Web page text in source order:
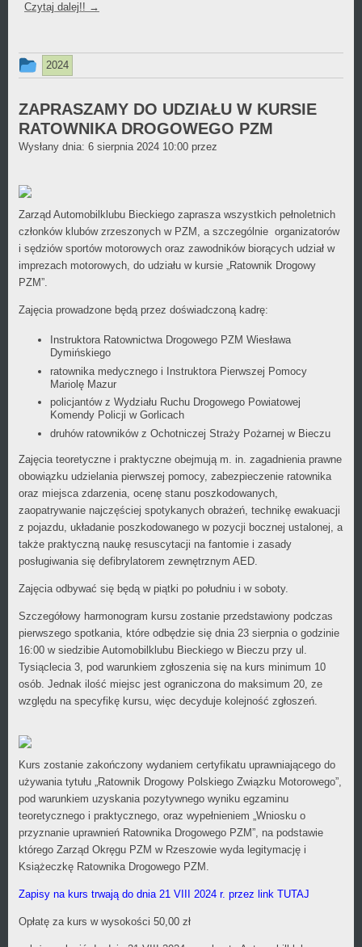
Czytaj dalej!! →
Ten
był
dodany
w
2024
ZAPRASZAMY DO UDZIAŁU W KURSIE
RATOWNIKA DROGOWEGO PZM
Wysłany dnia: 6 sierpnia 2024 10:00 przez
Zarząd Automobilklubu Bieckiego zaprasza wszystkich pełnoletnich
członków klubów zrzeszonych w PZM, a szczególnie organizatorów
i sędziów sportów motorowych oraz zawodników biorących udział w
imprezach motorowych, do udziału w kursie „Ratownik Drogowy
PZM”.
Zajęcia prowadzone będą przez doświadczoną kadrę:
Instruktora Ratownictwa Drogowego PZM Wiesława
Dymińskiego
ratownika medycznego i Instruktora Pierwszej Pomocy
Mariolę Mazur
policjantów z Wydziału Ruchu Drogowego Powiatowej
Komendy Policji w Gorlicach
druhów ratowników z Ochotniczej Straży Pożarnej w Bieczu
Zajęcia teoretyczne i praktyczne obejmują m. in. zagadnienia prawne
obowiązku udzielania pierwszej pomocy, zabezpieczenie ratownika
oraz miejsca zdarzenia, ocenę stanu poszkodowanych,
zaopatrywanie najczęściej spotykanych obrażeń, technikę ewakuacji
z pojazdu, układanie poszkodowanego w pozycji bocznej ustalonej, a
także praktyczną naukę resuscytacji na fantomie i zasady
posługiwania się defibrylatorem zewnętrznym AED.
Zajęcia odbywać się będą w piątki po południu i w soboty.
Szczegółowy harmonogram kursu zostanie przedstawiony podczas
pierwszego spotkania, które odbędzie się dnia 23 sierpnia o godzinie
16:00 w siedzibie Automobilklubu Bieckiego w Bieczu przy ul.
Tysiąclecia 3, pod warunkiem zgłoszenia się na kurs minimum 10
osób. Jednak ilość miejsc jest ograniczona do maksimum 20, ze
względu na specyfikę kursu, więc decyduje kolejność zgłoszeń.
Kurs zostanie zakończony wydaniem certyfikatu uprawniającego do
używania tytułu „Ratownik Drogowy Polskiego Związku Motorowego”,
pod warunkiem uzyskania pozytywnego wyniku egzaminu
teoretycznego i praktycznego, oraz wypełnieniem „Wniosku o
przyznanie uprawnień Ratownika Drogowego PZM”, na podstawie
którego Zarząd Okręgu PZM w Rzeszowie wyda legitymację i
Książeczkę Ratownika Drogowego PZM.
Zapisy na kurs trwają do dnia 21 VIII 2024 r. przez link TUTAJ
Opłatę za kurs w wysokości 50,00 zł